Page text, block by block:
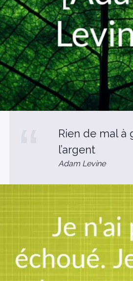
Rien de mal à
l’argent
Adam Levine